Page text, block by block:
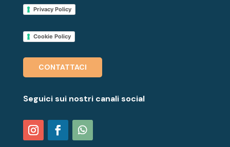
Privacy Policy
Cookie Policy
CONTATTACI
Seguici sui nostri canali social